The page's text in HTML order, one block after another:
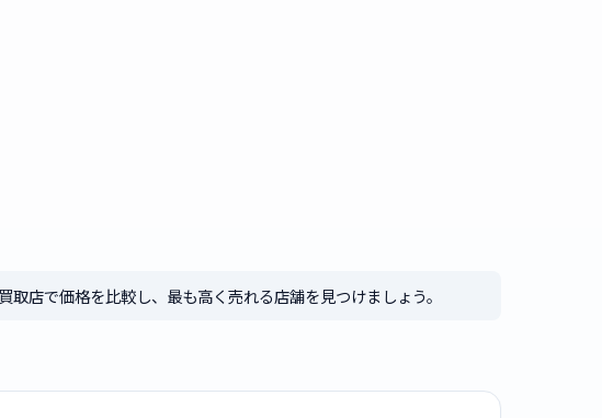
取店で価格を比較し、最も高く売れる店舗を見つけましょう。